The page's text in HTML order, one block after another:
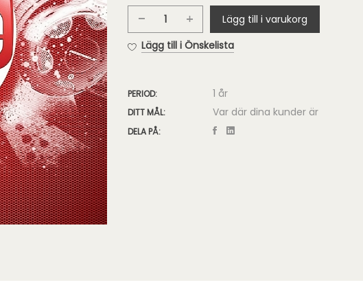
YouTube
För
Lägg till i varukorg
Lägg till i Önskelista
PERIOD: 1 år
DITT MÅL: Var där dina kunder är
DELA PÅ: